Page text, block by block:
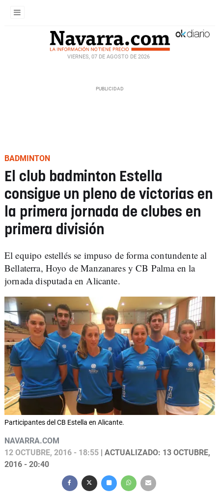
VIERNES, 07 DE AGOSTO DE 2026
BADMINTON
El club badminton Estella
consigue un pleno de victorias en
la primera jornada de clubes en
primera división
El equipo estellés se impuso de forma contundente al
Bellaterra, Hoyo de Manzanares y CB Palma en la
jornada disputada en Alicante.
Participantes del CB Estella en Alicante.
NAVARRA.COM
12 OCTUBRE, 2016 - 18:55 | ACTUALIZADO: 13 OCTUBRE,
2016 - 20:40